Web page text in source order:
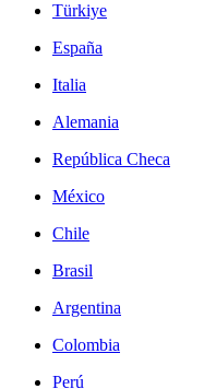
Türkiye
España
Italia
Alemania
República Checa
México
Chile
Brasil
Argentina
Colombia
Perú